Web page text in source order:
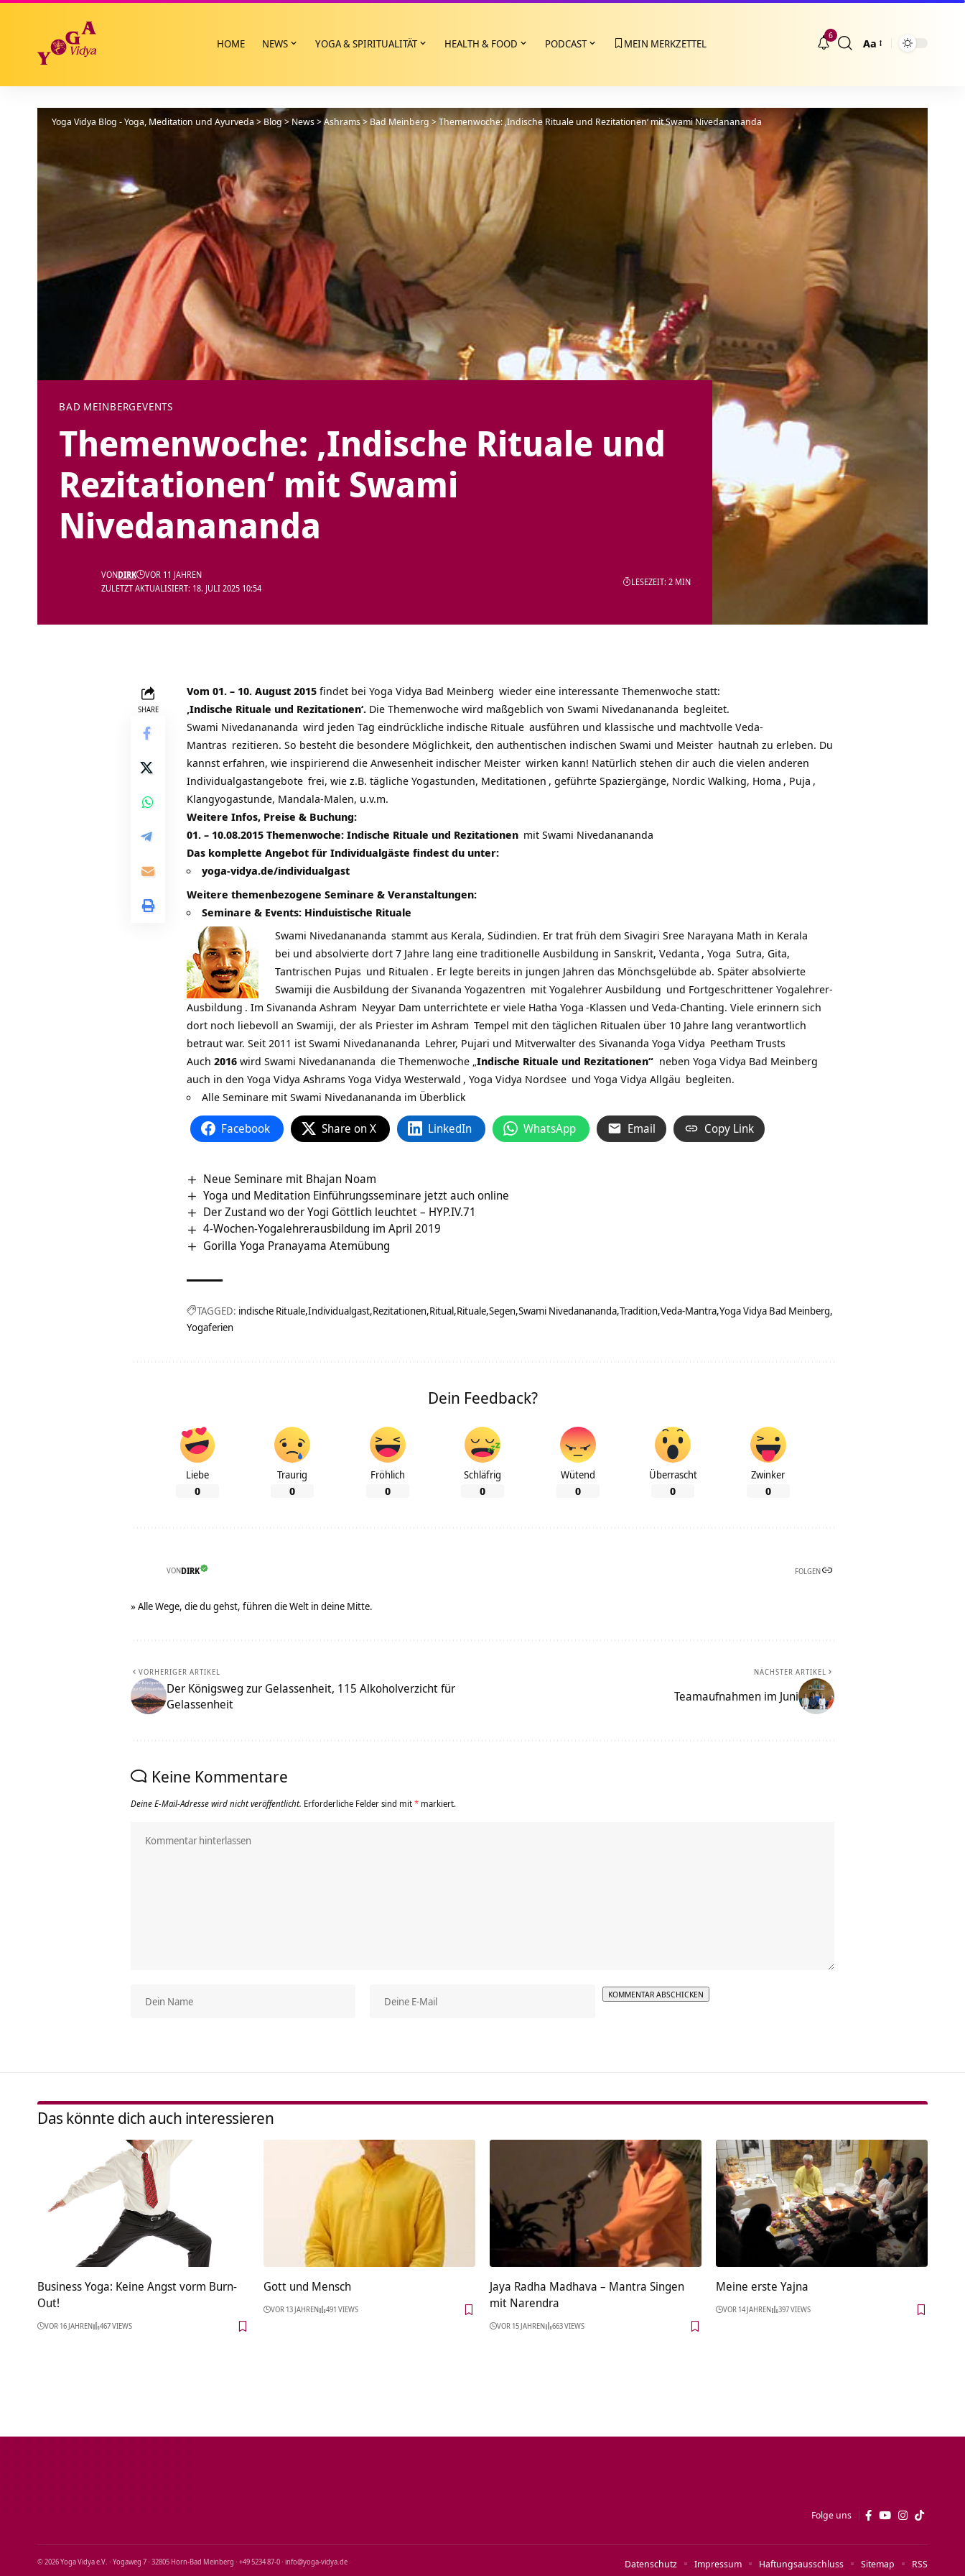
HOME NEWS YOGA & SPIRITUALITÄT HEALTH & FOOD PODCAST MEIN MERKZETTEL
6
Größenänderung
Aa
Yoga Vidya Blog - Yoga, Meditation und Ayurveda > Blog>News>Ashrams>Bad Meinberg>Themenwoche: ‚Indische Rituale und Rezitationen‘ mit Swami Nivedanananda
BAD MEINBERGEVENTS
Themenwoche: ‚Indische Rituale und
Rezitationen‘ mit Swami
Nivedanananda
ZULETZT AKTUALISIERT: 18. JULI 2025 10:54
VONDIRK VOR 11 JAHREN
LESEZEIT: 2 MIN
SHARE
Vom 01. – 10. August 2015 findet bei Yoga Vidya Bad Meinberg wieder eine interessante Themenwoche statt:
‚Indische Rituale und Rezitationen‘. Die Themenwoche wird maßgeblich von Swami Nivedanananda begleitet.
Swami Nivedanananda wird jeden Tag eindrückliche indische Rituale ausführen und klassische und machtvolle Veda-
Mantras rezitieren. So besteht die besondere Möglichkeit, den authentischen indischen Swami und Meister hautnah zu erleben. Du
kannst erfahren, wie inspirierend die Anwesenheit indischer Meister wirken kann! Natürlich stehen dir auch die vielen anderen
Individualgastangebote frei, wie z.B. tägliche Yogastunden, Meditationen , geführte Spaziergänge, Nordic Walking, Homa , Puja ,
Klangyogastunde, Mandala-Malen, u.v.m.
Weitere Infos, Preise & Buchung:
01. – 10.08.2015 Themenwoche: Indische Rituale und Rezitationen mit Swami Nivedanananda
Das komplette Angebot für Individualgäste findest du unter:
yoga-vidya.de/individualgast
Weitere themenbezogene Seminare & Veranstaltungen:
Seminare & Events: Hinduistische Rituale
Swami Nivedanananda stammt aus Kerala, Südindien. Er trat früh dem Sivagiri Sree Narayana Math in Kerala
bei und absolvierte dort 7 Jahre lang eine traditionelle Ausbildung in Sanskrit, Vedanta , Yoga Sutra, Gita,
Tantrischen Pujas und Ritualen . Er legte bereits in jungen Jahren das Mönchsgelübde ab. Später absolvierte
Swamiji die Ausbildung der Sivananda Yogazentren mit Yogalehrer Ausbildung und Fortgeschrittener Yogalehrer-
Ausbildung . Im Sivananda Ashram Neyyar Dam unterrichtete er viele Hatha Yoga -Klassen und Veda-Chanting. Viele erinnern sich
dort noch liebevoll an Swamiji, der als Priester im Ashram Tempel mit den täglichen Ritualen über 10 Jahre lang verantwortlich
betraut war. Seit 2011 ist Swami Nivedanananda Lehrer, Pujari und Mitverwalter des Sivananda Yoga Vidya Peetham Trusts
Auch 2016 wird Swami Nivedanananda die Themenwoche „Indische Rituale und Rezitationen“ neben Yoga Vidya Bad Meinberg
auch in den Yoga Vidya Ashrams Yoga Vidya Westerwald , Yoga Vidya Nordsee und Yoga Vidya Allgäu begleiten.
Alle Seminare mit Swami Nivedanananda im Überblick
Facebook Share on X LinkedIn WhatsApp Email Copy Link
Neue Seminare mit Bhajan Noam
Yoga und Meditation Einführungsseminare jetzt auch online
Der Zustand wo der Yogi Göttlich leuchtet – HYP.IV.71
4-Wochen-Yogalehrerausbildung im April 2019
Gorilla Yoga Pranayama Atemübung
TAGGED: indische Rituale Individualgast Rezitationen Ritual Rituale Segen Swami Nivedanananda Tradition Veda-Mantra Yoga Vidya Bad Meinberg
Yogaferien
Dein Feedback?
Liebe
0
Traurig
0
Fröhlich
0
Schläfrig
0
Wütend
0
Überrascht
0
Zwinker
0
VONDIRK FOLGEN
» Alle Wege, die du gehst, führen die Welt in deine Mitte.
VORHERIGER ARTIKEL
Der Königsweg zur Gelassenheit, 115 Alkoholverzicht für
Gelassenheit
NÄCHSTER ARTIKEL
Teamaufnahmen im Juni
Keine Kommentare
Deine E-Mail-Adresse wird nicht veröffentlicht. Erforderliche Felder sind mit* markiert.
Das könnte dich auch interessieren
Business Yoga: Keine Angst vorm Burn-
Out!
VOR 16 JAHREN 467 VIEWS
Gott und Mensch
VOR 13 JAHREN 491 VIEWS
Jaya Radha Madhava – Mantra Singen
mit Narendra
VOR 15 JAHREN 663 VIEWS
Meine erste Yajna
VOR 14 JAHREN 397 VIEWS
Folge uns
© 2026 Yoga Vidya e.V. · Yogaweg 7 · 32805 Horn‑Bad Meinberg · +49 5234 87‑0 · info@yoga‑vidya.de Datenschutz Impressum Haftungsausschluss Sitemap RSS